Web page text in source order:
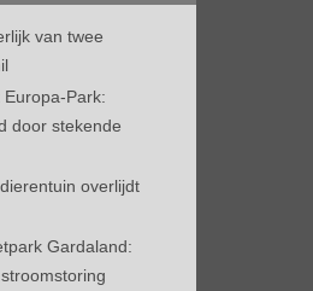
van twee
Park:
door stekende
overlijdt
Gardaland: